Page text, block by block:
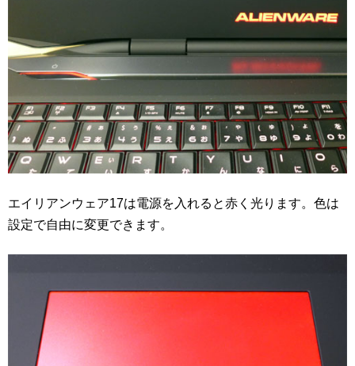
エイリアンウェア17は電源を入れると赤く光ります。色は
設定で自由に変更できます。